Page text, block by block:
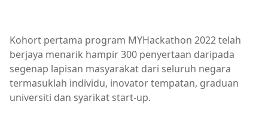
Kohort pertama program MYHackathon 2022 telah
berjaya menarik hampir 300 penyertaan daripada
segenap lapisan masyarakat dari seluruh negara
termasuklah individu, inovator tempatan, graduan
universiti dan syarikat start-up.